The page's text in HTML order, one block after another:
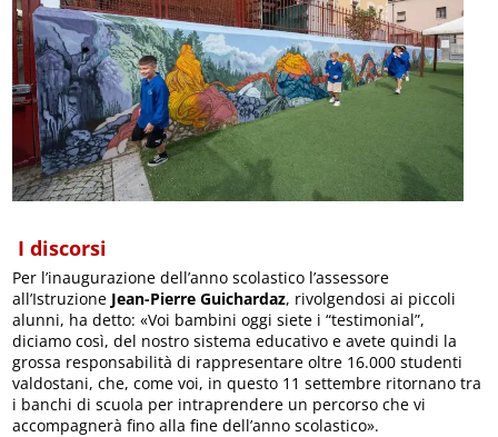
I discorsi
Per l’inaugurazione dell’anno scolastico l’assessore
all’Istruzione Jean-Pierre Guichardaz, rivolgendosi ai piccoli
alunni, ha detto: «Voi bambini oggi siete i “testimonial”,
diciamo così, del nostro sistema educativo e avete quindi la
grossa responsabilità di rappresentare oltre 16.000 studenti
valdostani, che, come voi, in questo 11 settembre ritornano tra
i banchi di scuola per intraprendere un percorso che vi
accompagnerà fino alla fine dell’anno scolastico».